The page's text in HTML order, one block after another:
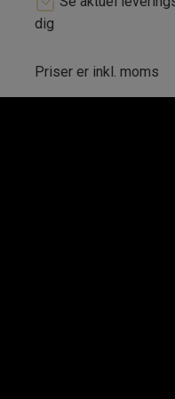
dig
Priser er inkl. moms